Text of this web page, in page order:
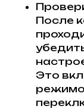
После
Это